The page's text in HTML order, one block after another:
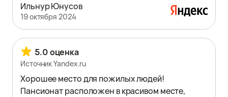
Ильнур Юнусов
19 октября 2024
5.0 оценка
Источник Yandex.ru
Хорошее место для пожилых людей!
Пансионат расположен в красивом месте,